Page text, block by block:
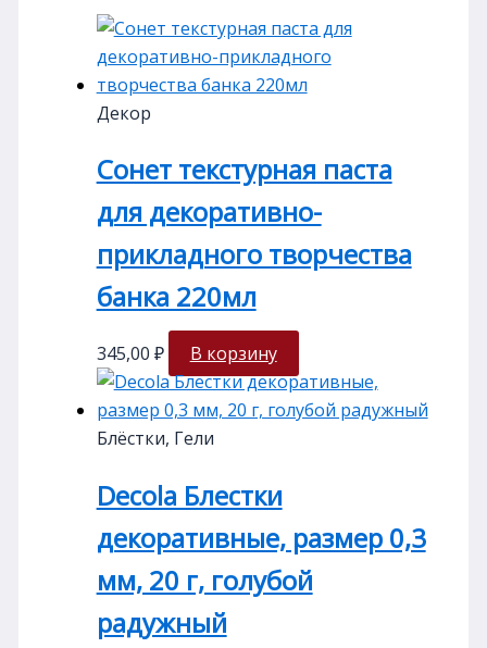
Декор
Сонет текстурная паста
для декоративно-
прикладного творчества
банка 220мл
345,00 ₽ В корзину
Блёстки, Гели
Decola Блестки
декоративные, размер 0,3
мм, 20 г, голубой
радужный